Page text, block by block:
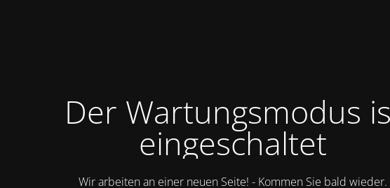
Der Wartungsmodus
eingeschaltet
Wir arbeiten an einer neuen Seite! - Kommen Sie bald wieder.